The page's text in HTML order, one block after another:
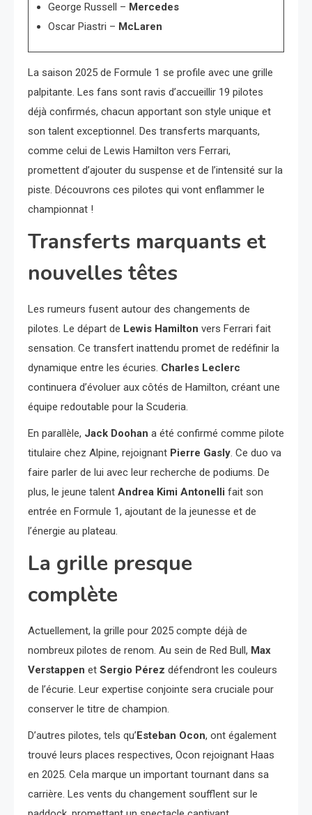
George Russell – Mercedes
Oscar Piastri – McLaren
La saison 2025 de Formule 1 se profile avec une grille
palpitante. Les fans sont ravis d’accueillir 19 pilotes
déjà confirmés, chacun apportant son style unique et
son talent exceptionnel. Des transferts marquants,
comme celui de Lewis Hamilton vers Ferrari,
promettent d’ajouter du suspense et de l’intensité sur la
piste. Découvrons ces pilotes qui vont enflammer le
championnat !
Transferts marquants et
nouvelles têtes
Les rumeurs fusent autour des changements de
pilotes. Le départ de Lewis Hamilton vers Ferrari fait
sensation. Ce transfert inattendu promet de redéfinir la
dynamique entre les écuries. Charles Leclerc
continuera d’évoluer aux côtés de Hamilton, créant une
équipe redoutable pour la Scuderia.
En parallèle, Jack Doohan a été confirmé comme pilote
titulaire chez Alpine, rejoignant Pierre Gasly. Ce duo va
faire parler de lui avec leur recherche de podiums. De
plus, le jeune talent Andrea Kimi Antonelli fait son
entrée en Formule 1, ajoutant de la jeunesse et de
l’énergie au plateau.
La grille presque
complète
Actuellement, la grille pour 2025 compte déjà de
nombreux pilotes de renom. Au sein de Red Bull, Max
Verstappen et Sergio Pérez défendront les couleurs
de l’écurie. Leur expertise conjointe sera cruciale pour
conserver le titre de champion.
D’autres pilotes, tels qu’Esteban Ocon, ont également
trouvé leurs places respectives, Ocon rejoignant Haas
en 2025. Cela marque un important tournant dans sa
carrière. Les vents du changement soufflent sur le